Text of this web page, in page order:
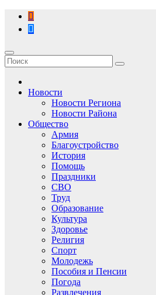
Перейти
содержимому
Новости
Новости Региона
Новости Района
Общество
Армия
Благоустройство
История
Помощь
Праздники
СВО
Труд
Образование
Культура
Здоровье
Религия
Спорт
Молодежь
Пособия и Пенсии
Погода
Развлечения